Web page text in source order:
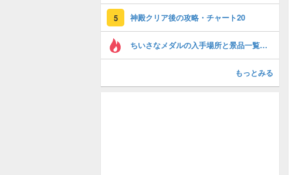
5 神殿クリア後の攻略・チャート20
ちいさなメダルの入手場所と景品一覧・全100個網羅
もっとみる